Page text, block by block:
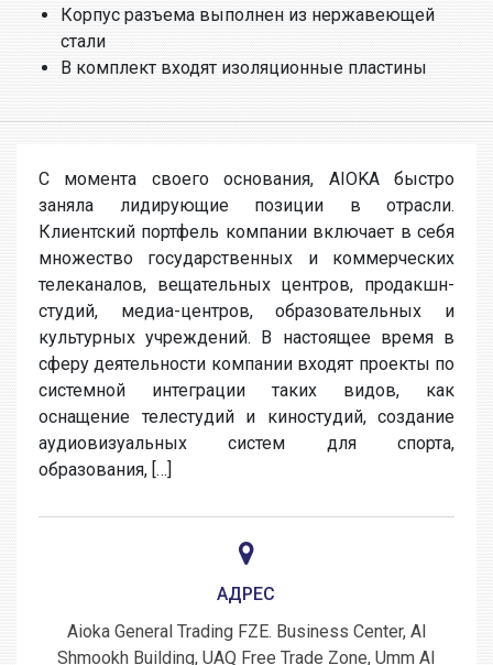
Корпус разъема выполнен из нержавеющей
стали
В комплект входят изоляционные пластины
С момента своего основания, AIOKA быстро
заняла лидирующие позиции в отрасли.
Клиентский портфель компании включает в себя
множество государственных и коммерческих
телеканалов, вещательных центров, продакшн-
студий, медиа-центров, образовательных и
культурных учреждений. В настоящее время в
сферу деятельности компании входят проекты по
системной интеграции таких видов, как
оснащение телестудий и киностудий, создание
аудиовизуальных систем для спорта,
образования, […]
АДРЕС
Aioka General Trading FZE. Business Center, Al
Shmookh Building, UAQ Free Trade Zone, Umm Al